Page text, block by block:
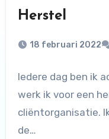
Herstel
18 februari 2022
Iedere dag ben ik
werk ik voor een
cliëntorganisatie.
de…